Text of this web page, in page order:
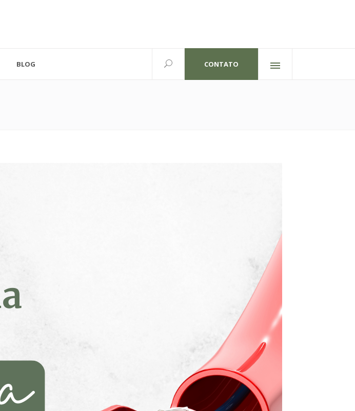
Rua Doutor Alexandre Gutierrez,826
Redes sociais
BLOG CONTATO